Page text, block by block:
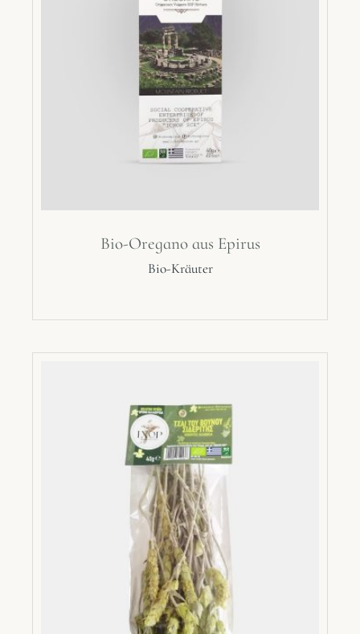
Bio-Oregano aus Epirus
Bio-Kräuter